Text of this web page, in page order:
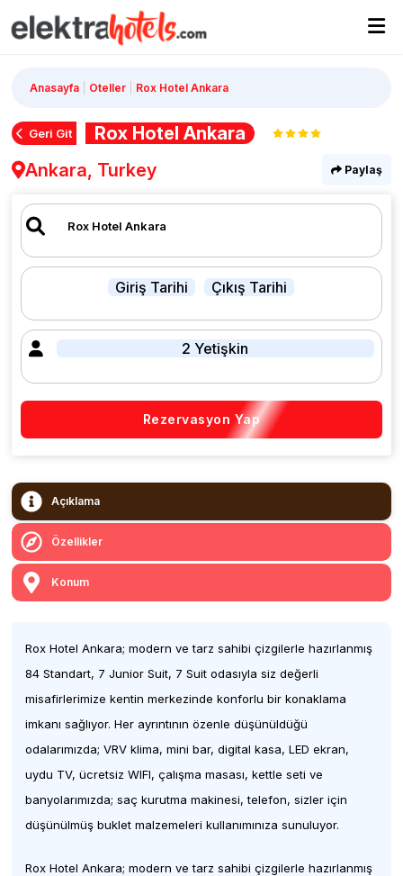
Anasayfa Oteller Rox Hotel Ankara
Geri Git
Rox Hotel Ankara
Ankara, Turkey
Paylaş
Giriş Tarihi Çıkış Tarihi
2 Yetişkin
Rezervasyon Yap
Açıklama
Özellikler
Konum
Rox Hotel Ankara; modern ve tarz sahibi çizgilerle hazırlanmış
84 Standart, 7 Junior Suit, 7 Suit odasıyla siz değerli
misafirlerimize kentin merkezinde konforlu bir konaklama
imkanı sağlıyor. Her ayrıntının özenle düşünüldüğü
odalarımızda; VRV klima, mini bar, digital kasa, LED ekran,
uydu TV, ücretsiz WIFI, çalışma masası, kettle seti ve
banyolarımızda; saç kurutma makinesi, telefon, sizler için
düşünülmüş buklet malzemeleri kullanımınıza sunuluyor.
Rox Hotel Ankara; modern ve tarz sahibi çizgilerle hazırlanmış